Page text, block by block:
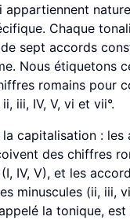
appartiennent
Chaque
sept accords
Nous étiquetons
romains pour
iii, IV, V, vi et vii°.
la capitalisation : les
des chiffres
IV, V), et les
minuscules (ii, iii,
la tonique,